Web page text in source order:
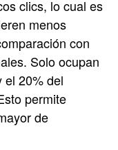
clics, lo cual es
menos
con
Solo ocupan
el 20% del
permite
de